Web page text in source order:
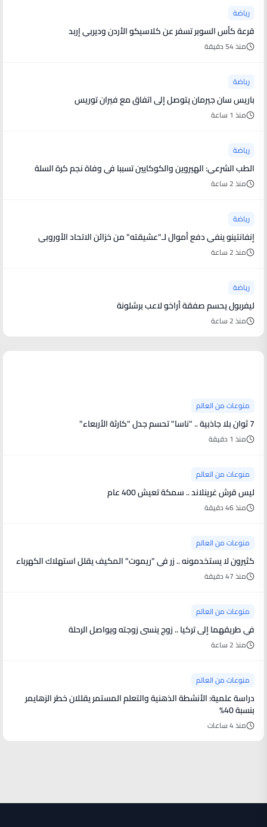
رياضة
قرعة كأس السوبر تسفر عن كلاسيكو الأردن وديربي إربد
منذ 54 دقيقة
رياضة
باريس سان جيرمان يتوصل إلى اتفاق مع فيران توريس
منذ 1 ساعة
رياضة
الطب الشرعي: الهيروين والكوكايين تسببا في وفاة نجم كرة السلة
منذ 2 ساعة
رياضة
إنفانتينو ينفي دفع أموال لـ"عشيقته" من خزائن الاتحاد الأوروبي
منذ 2 ساعة
رياضة
ليفربول يحسم صفقة أراخو لاعب برشلونة
منذ 2 ساعة
منوعات من العالم
7 ثوان بلا جاذبية .. "ناسا" تحسم جدل "كارثة الأربعاء"
منذ 1 دقيقة
منوعات من العالم
ليس قرش غرينلاند .. سمكة تعيش 400 عام
منذ 46 دقيقة
منوعات من العالم
كثيرون لا يستخدمونه .. زر في "ريموت" المكيف يقلل استهلاك الكهرباء
منذ 47 دقيقة
منوعات من العالم
في طريقهما إلى تركيا .. زوج ينسى زوجته ويواصل الرحلة
منذ 2 ساعة
منوعات من العالم
دراسة علمية: الأنشطة الذهنية والتعلم المستمر يقللان خطر الزهايمر
بنسبة 40%
منذ 4 ساعات